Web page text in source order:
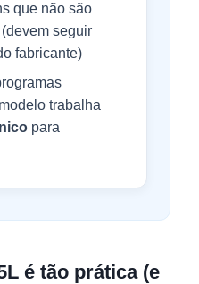
que não são
seguir
fabricante)
trabalha
para
é tão prática (e